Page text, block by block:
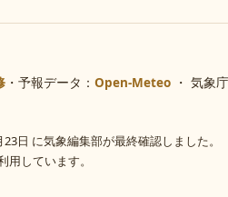
・ 予報データ： Open-Meteo ・ 気象庁
日 に気象編集部が最終確認しました。
しています。